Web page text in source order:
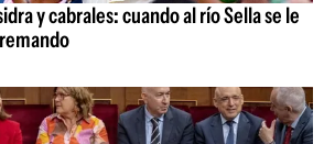
y cabrales: cuando al río Sella se le